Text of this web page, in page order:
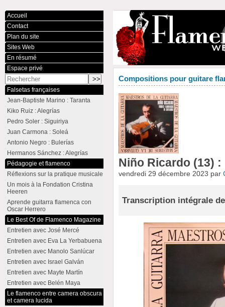
Compositions pour guitare
Niño Ricardo (13)
vendredi 29 décembre 2023 par
Transcription intégrale
Accueil
Contact
Plan du site
Sites Web
En résumé
Espace privé
Falsetas françaises
Jean-Baptiste Marino : Taranta
Kiko Ruiz : Alegrías
Pedro Soler : Siguiriya
Juan Carmona : Soleá
Antonio Negro : Bulerías
Hermanos Sánchez : Alegrías
Pédagogie et flamenco
Réflexions sur la pratique musicale
Un mois à la Fondation Cristina
Heeren
Aprende guitarra flamenca con
Oscar Herrero
Le Best Of de Flamenco Magazine
Entretien avec José Mercé
Entretien avec Eva La Yerbabuena
Entretien avec Manolo Sanlúcar
Entretien avec Israel Galván
Entretien avec Mayte Martín
Entretien avec Belén Maya
Le flamenco entre camera obscura
et camera lucida